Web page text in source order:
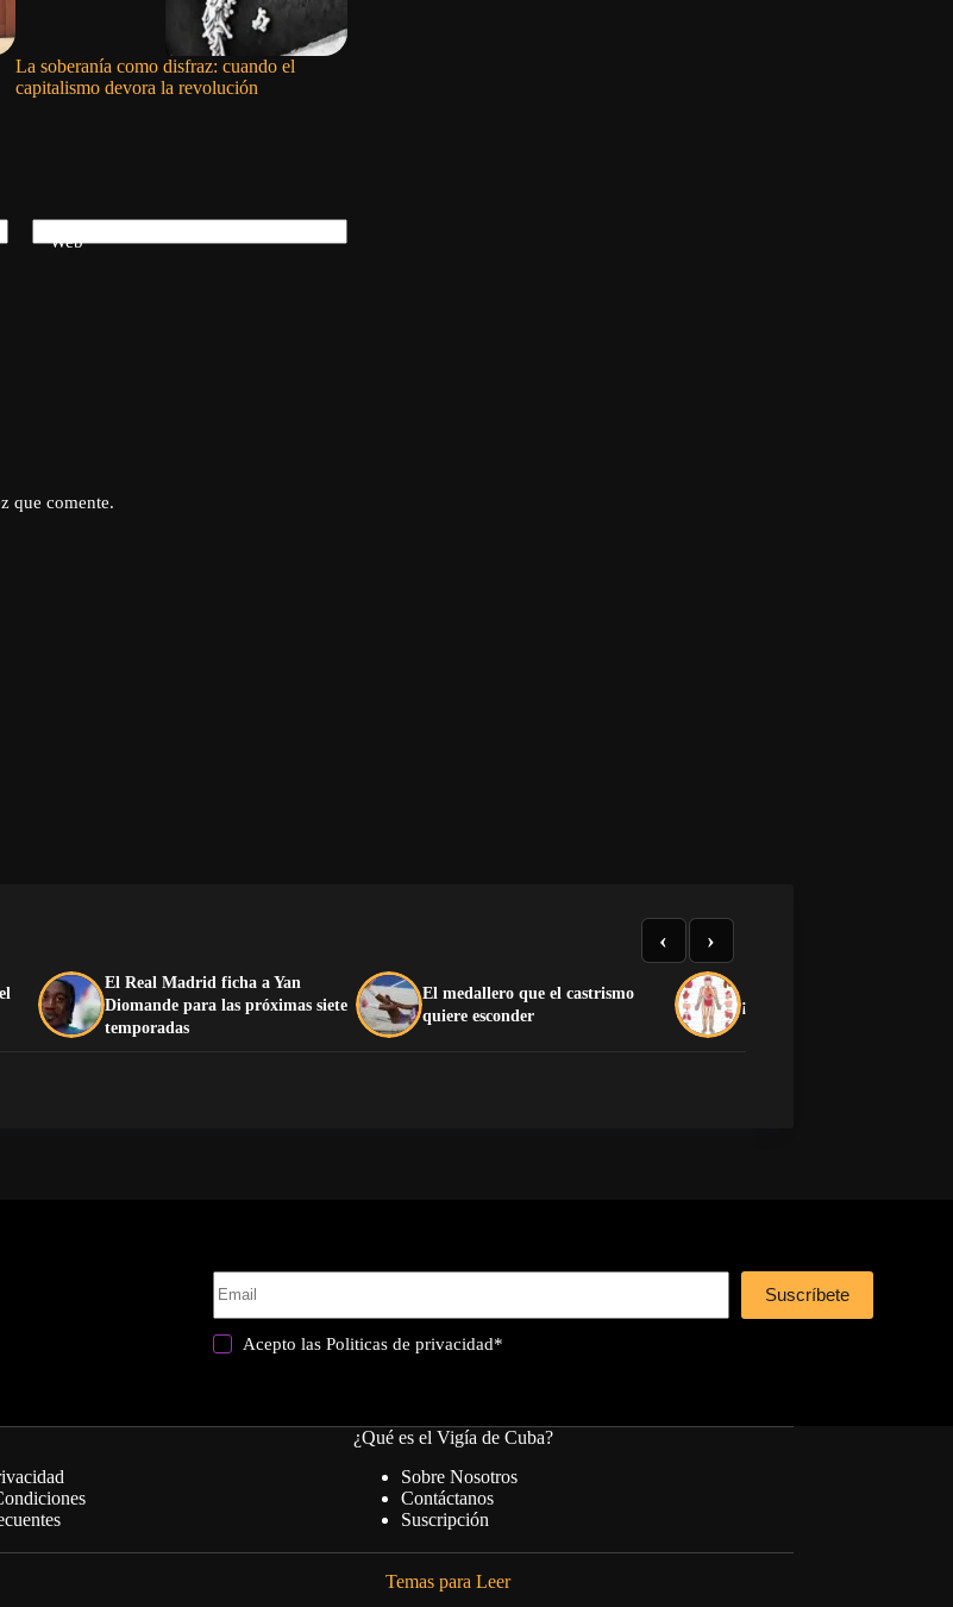
La soberanía como disfraz: cuando el
capitalismo devora la revolución
Web
que comente.
El Real Madrid ficha a Yan
Diomande para las próximas siete
temporadas
El medallero que el castrismo
quiere esconder
¡Preciosa la anatomía
‹ ›
Suscríbete
Acepto lasPoliticas de privacidad*
¿Qué es el Vigía de Cuba?
Sobre Nosotros
Contáctanos
Suscripción
Temas para Leer